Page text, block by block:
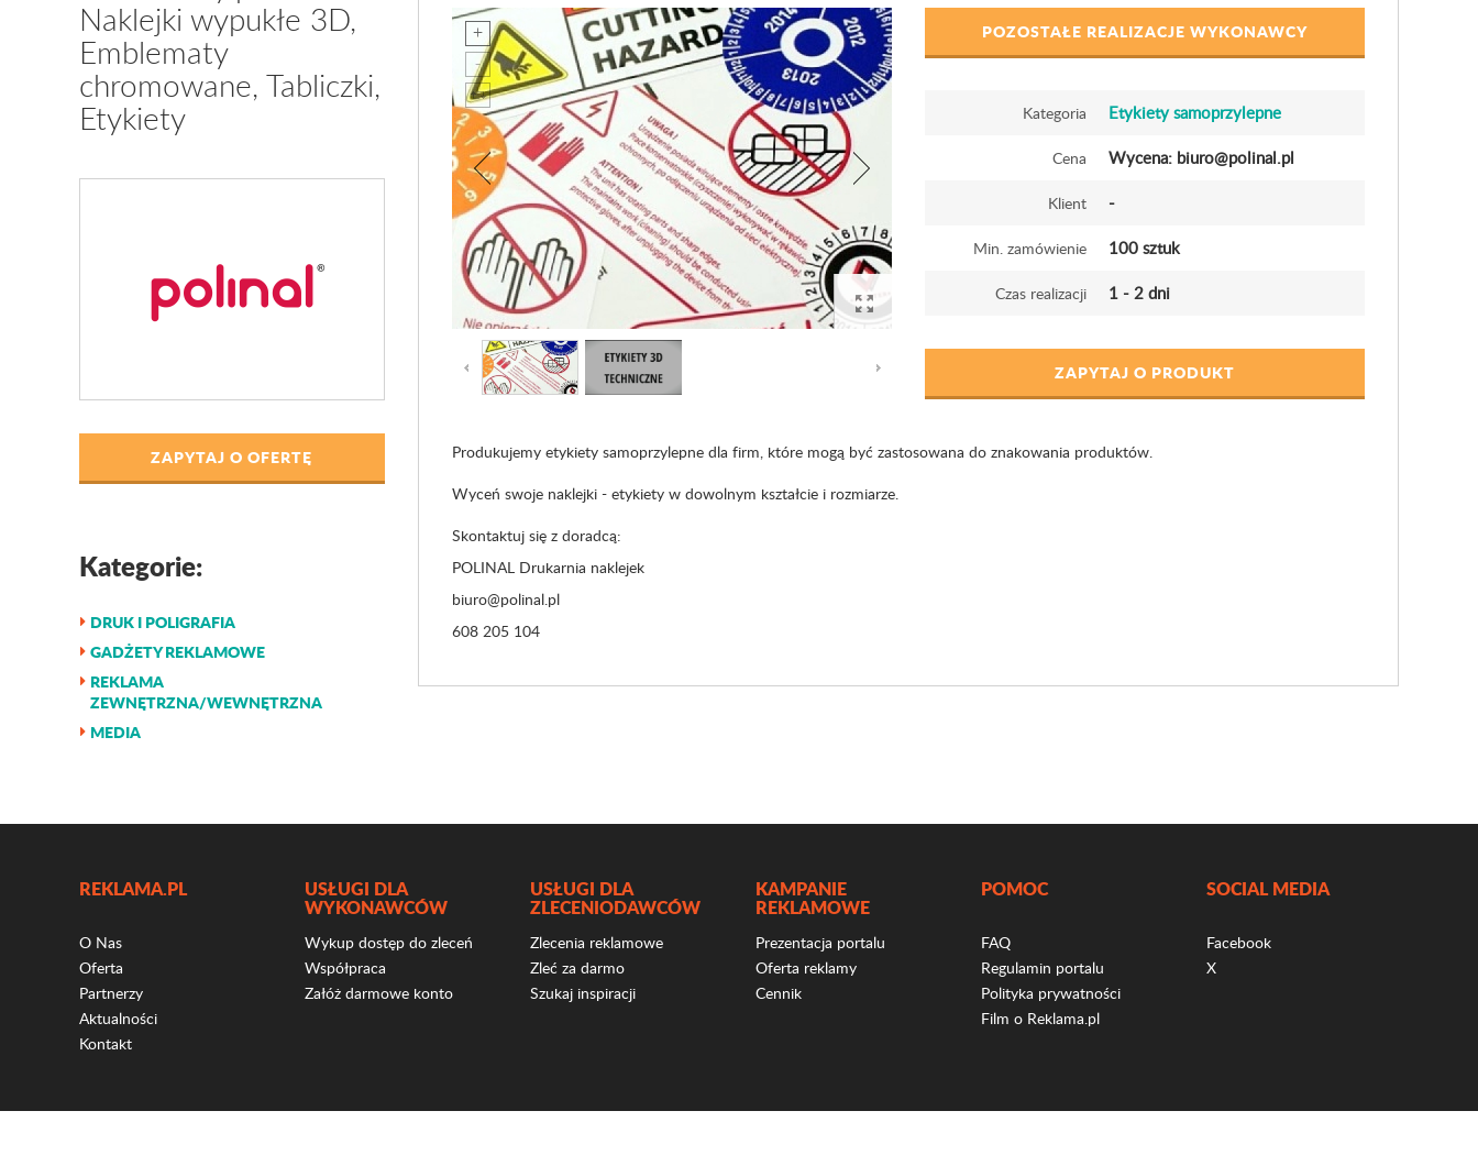
Naklejki wypukłe 3D,
Emblematy
chromowane, Tabliczki,
Etykiety
ZAPYTAJ O OFERTĘ
Kategorie:
DRUK I POLIGRAFIA
GADŻETY REKLAMOWE
REKLAMA
ZEWNĘTRZNA/WEWNĘTRZNA
MEDIA
POZOSTAŁE REALIZACJE WYKONAWCY
Kategoria Etykiety samoprzylepne
Cena Wycena: biuro@polinal.pl
Klient -
Min. zamówienie 100 sztuk
Czas realizacji 1 - 2 dni
ZAPYTAJ O PRODUKT
Produkujemy etykiety samoprzylepne dla firm, które mogą być zastosowana do znakowania produktów.
Wyceń swoje naklejki - etykiety w dowolnym kształcie i rozmiarze.
Skontaktuj się z doradcą:
POLINAL Drukarnia naklejek
biuro@polinal.pl
608 205 104
REKLAMA.PL
O Nas
Oferta
Partnerzy
Aktualności
Kontakt
USŁUGI DLA
WYKONAWCÓW
Wykup dostęp do zleceń
Współpraca
Załóż darmowe konto
USŁUGI DLA
ZLECENIODAWCÓW
Zlecenia reklamowe
Zleć za darmo
Szukaj inspiracji
KAMPANIE
REKLAMOWE
Prezentacja portalu
Oferta reklamy
Cennik
POMOC
FAQ
Regulamin portalu
Polityka prywatności
Film o Reklama.pl
SOCIAL MEDIA
Facebook
X